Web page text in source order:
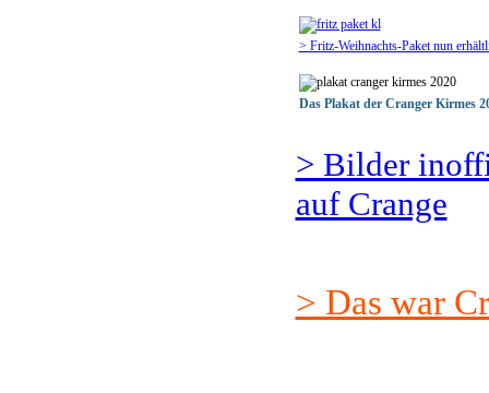
> Fritz-Weihnachts-Paket nun
Das Plakat der Cranger Kirmes
> Bilder
auf Crange
> Das war